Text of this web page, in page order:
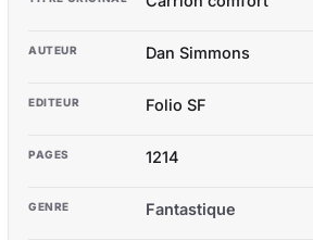
AUTEUR Dan Simmons
EDITEUR Folio SF
PAGES 1214
GENRE Fantastique